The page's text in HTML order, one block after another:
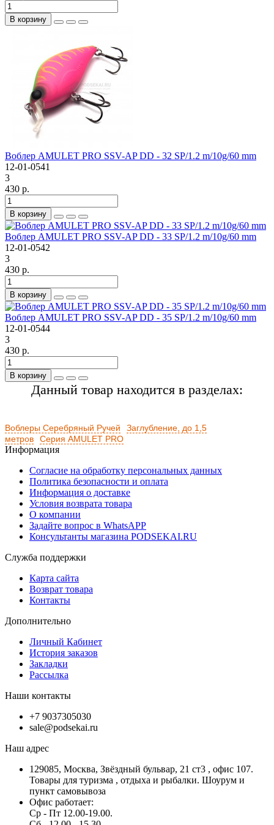
В корзину
Воблер AMULET PRO SSV-AP DD - 32 SP/1.2 m/10g/60 mm
12-01-0541
3
430 р.
В корзину
Воблер AMULET PRO SSV-AP DD - 33 SP/1.2 m/10g/60 mm
12-01-0542
3
430 р.
В корзину
Воблер AMULET PRO SSV-AP DD - 35 SP/1.2 m/10g/60 mm
12-01-0544
3
430 р.
В корзину
Данный товар находится в разделах:
Воблеры Серебряный Ручей
Заглубление, до 1,5
метров
Серия AMULET PRO
Информация
Согласие на обработку персональных данных
Политика безопасности и оплата
Информация о доставке
Условия возврата товара
О компании
Задайте вопрос в WhatsAPP
Консультанты магазина PODSEKAI.RU
Служба поддержки
Карта сайта
Возврат товара
Контакты
Дополнительно
Личный Кабинет
История заказов
Закладки
Рассылка
Наши контакты
+7 9037305030
sale@podsekai.ru
Наш адрес
129085, Москва, Звёздный бульвар, 21 ст3 , офис 107.
Товары для туризма , отдыха и рыбалки. Шоурум и
пункт самовывоза
Офис работает:
Ср - Пт 12.00-19.00.